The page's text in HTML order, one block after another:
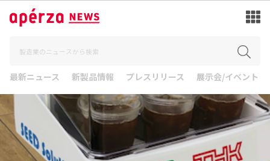
最新ニュース 新製品情報 プレスリリース 展示会/イベント